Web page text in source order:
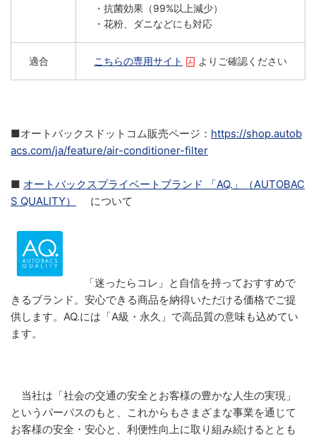
・抗菌効果（99%以上減少）
・花粉、ダニなどにも対応
適合 こちらの専用サイト よりご確認ください
■オートバックスドットコム販売ページ： https://shop.autob
acs.com/ja/feature/air-conditioner-filter
■ オートバックスプライベートブランド 「AQ.」（AUTOBAC
S QUALITY）
について
「迷ったらコレ」と自信を持っておすすめで
きるブランド。安心できる商品を納得いただける価格でご提
供します。AQ.には「A級・永久」で高品質の意味も込めてい
ます。
当社は「社会の交通の安全とお客様の豊かな人生の実現」
というパーパスのもと、これからもさまざまな事業を通じて
お客様の安全・安心と、利便性向上に取り組み続けるととも